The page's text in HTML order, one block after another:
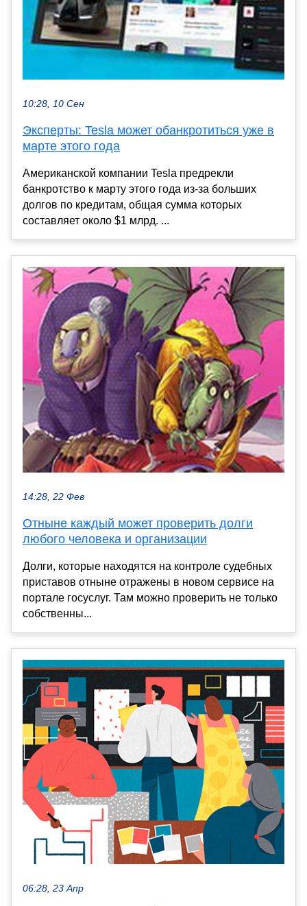
10:28, 10 Сен
Эксперты: Tesla может обанкротиться уже в
марте этого года
Американской компании Tesla предрекли
банкротство к марту этого года из-за больших
долгов по кредитам, общая сумма которых
составляет около $1 млрд. ...
14:28, 22 Фев
Отныне каждый может проверить долги
любого человека и организации
Долги, которые находятся на контроле судебных
приставов отныне отражены в новом сервисе на
портале госуслуг. Там можно проверить не только
собственны...
06:28, 23 Апр